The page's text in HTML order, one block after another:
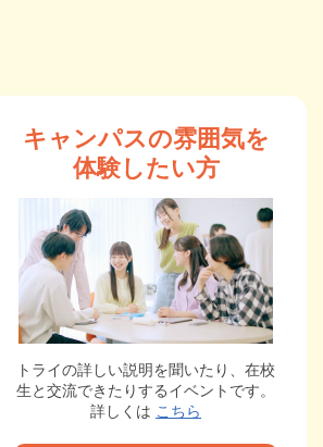
キャンパスの雰囲気を
体験したい方
トライの詳しい説明を聞いたり、在校
生と交流できたりするイベントです。
詳しくは こちら